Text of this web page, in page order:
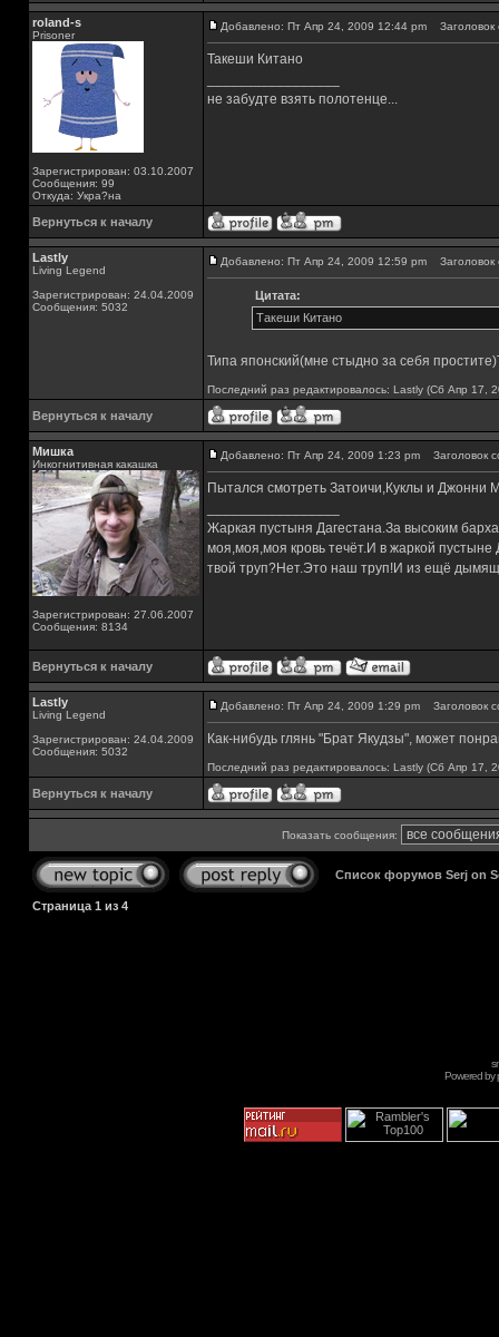
roland-s
Prisoner
Зарегистрирован: 03.10.2007
Сообщения: 99
Откуда: Укра?на
Добавлено: Пт Апр 24, 2009 12:44 pm Заголовок
Такеши Китано
не забудте взять полотенце...
Вернуться к началу
Lastly
Living Legend
Зарегистрирован: 24.04.2009
Сообщения: 5032
Добавлено: Пт Апр 24, 2009 12:59 pm Заголовок
Цитата:
Такеши Китано
Типа японский(мне стыдно за себя
Последний раз редактировалось: Lastly (Сб Апр 17,
Вернуться к началу
Мишка
Инкогнитивная какашка
Зарегистрирован: 27.06.2007
Сообщения: 8134
Добавлено: Пт Апр 24, 2009 1:23 pm Заголовок
Пытался смотреть Затоичи,Куклы и Джонни
Жаркая пустыня Дагестана.За высоким
моя,моя,моя кровь течёт.И в жаркой
твой труп?Нет.Это наш труп!И из ещё
Вернуться к началу
Lastly
Living Legend
Зарегистрирован: 24.04.2009
Сообщения: 5032
Добавлено: Пт Апр 24, 2009 1:29 pm Заголовок
Как-нибудь глянь "Брат Якудзы", может
Последний раз редактировалось: Lastly (Сб Апр 17,
Вернуться к началу
Показать сообщения:
Список форумов Serj on
Страница 1 из 4
Powered by